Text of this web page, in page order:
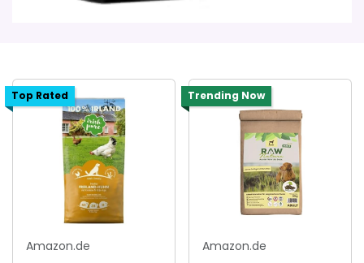
Top Rated
Amazon.de
Trending Now
Amazon.de